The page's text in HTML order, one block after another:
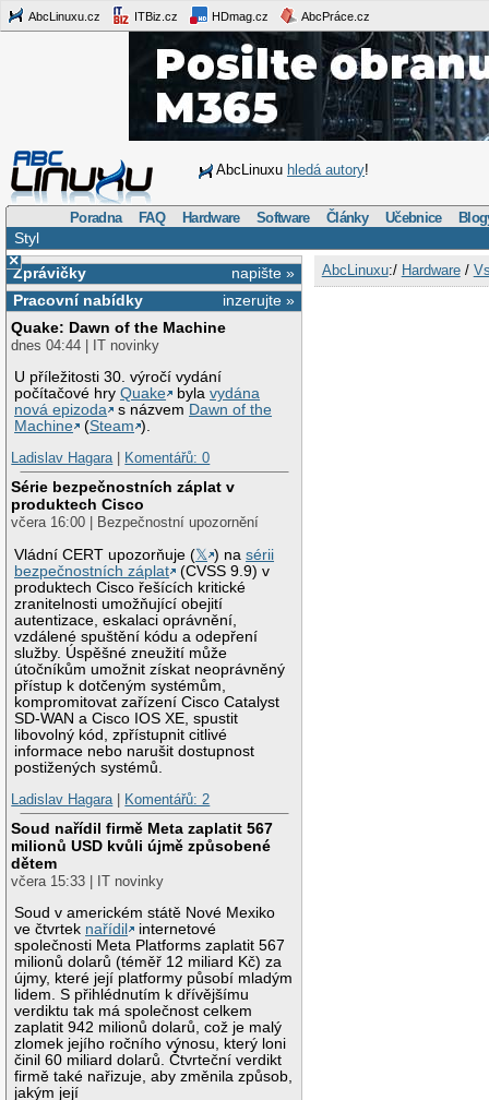
AbcLinuxu.cz ITBiz.cz HDmag.cz AbcPráce.cz
AbcLinuxu hledá autory!
Poradna FAQ Hardware Software Články Učebnice
Styl
×
napište »
Zprávičky
inzerujte »
Pracovní nabídky
Quake: Dawn of the Machine
dnes 04:44 | IT novinky
U příležitosti 30. výročí vydání
počítačové hryQuake bylavydána
nová epizoda
s názvem Dawn of the
Machine
(Steam ).
Ladislav Hagara| Komentářů: 0
Série bezpečnostních záplat v
produktech Cisco
včera 16:00 | Bezpečnostní upozornění
Vládní CERT upozorňuje (𝕏 ) nasérii
bezpečnostních záplat
(CVSS 9.9) v
produktech Cisco řešících kritické
zranitelnosti umožňující obejití
autentizace, eskalaci oprávnění,
vzdálené spuštění kódu a odepření
služby. Úspěšné zneužití může
útočníkům umožnit získat neoprávněný
přístup k dotčeným systémům,
kompromitovat zařízení Cisco Catalyst
SD-WAN a Cisco IOS XE, spustit
libovolný kód, zpřístupnit citlivé
informace nebo narušit dostupnost
postižených systémů.
Ladislav Hagara| Komentářů: 2
Soud nařídil firmě Meta zaplatit 567
milionů USD kvůli újmě způsobené
dětem
včera 15:33 | IT novinky
Soud v americkém státě Nové Mexiko
ve čtvrtek nařídil
internetové
společnosti Meta Platforms zaplatit 567
milionů dolarů (téměř 12 miliard Kč) za
újmy, které její platformy působí mladým
lidem. S přihlédnutím k dřívějšímu
verdiktu tak má společnost celkem
zaplatit 942 milionů dolarů, což je malý
zlomek jejího ročního výnosu, který loni
činil 60 miliard dolarů. Čtvrteční verdikt
firmě také nařizuje, aby změnila způsob,
jakým její
AbcLinuxu:/ Hardware/